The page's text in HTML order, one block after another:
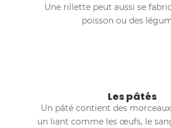
Une rillette peut aussi se
poisson ou des
Les pâtés
Un pâté contient des
un liant comme les œufs, le